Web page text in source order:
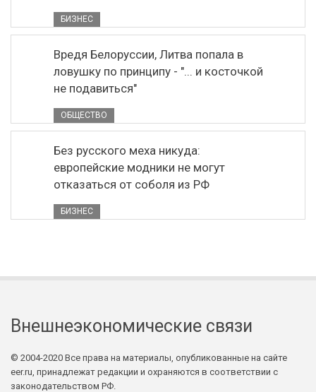
БИЗНЕС
Вредя Белоруссии, Литва попала в
ловушку по принципу - "... и косточкой
не подавиться"
ОБЩЕСТВО
Без русского меха никуда:
европейские модники не могут
отказаться от соболя из РФ
БИЗНЕС
Внешнеэкономические связи
© 2004-2020 Все права на материалы, опубликованные на сайте
eer.ru, принадлежат редакции и охраняются в соответствии с
законодательством РФ.